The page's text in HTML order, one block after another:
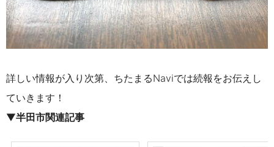
詳しい情報が入り次第、ちたまるNaviでは続報をお伝えし
ていきます！
▼半田市関連記事